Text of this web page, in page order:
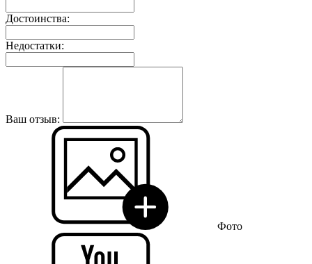
Достоинства:
Недостатки:
Ваш отзыв:
Фото